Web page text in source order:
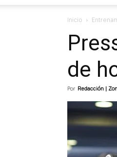
Inicio
de
Por Redacción |